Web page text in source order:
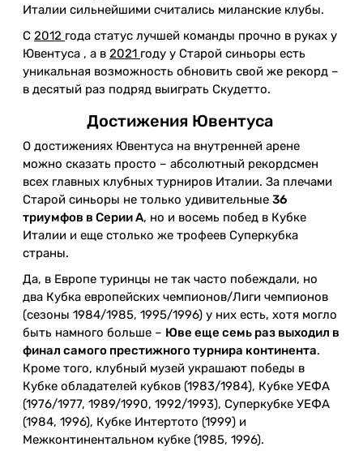
Италии сильнейшими считались миланские клубы.
С 2012 года статус лучшей команды прочно в руках у
Ювентуса , а в 2021 году у Старой синьоры есть
уникальная возможность обновить свой же рекорд –
в десятый раз подряд выиграть Скудетто.
Достижения Ювентуса
О достижениях Ювентуса на внутренней арене
можно сказать просто – абсолютный рекордсмен
всех главных клубных турниров Италии. За плечами
Старой синьоры не только удивительные 36
триумфов в Серии А, но и восемь побед в Кубке
Италии и еще столько же трофеев Суперкубка
страны.
Да, в Европе туринцы не так часто побеждали, но
два Кубка европейских чемпионов/Лиги чемпионов
(сезоны 1984/1985, 1995/1996) у них есть, хотя могло
быть намного больше – Юве еще семь раз выходил в
финал самого престижного турнира континента.
Кроме того, клубный музей украшают победы в
Кубке обладателей кубков (1983/1984), Кубке УЕФА
(1976/1977, 1989/1990, 1992/1993), Суперкубке УЕФА
(1984, 1996), Кубке Интертото (1999) и
Межконтинентальном кубке (1985, 1996).